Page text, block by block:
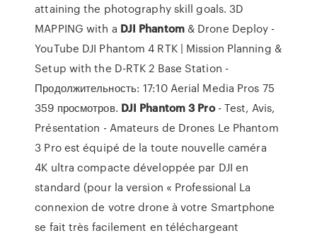
attaining the photography skill goals. 3D
MAPPING with a DJI Phantom& Drone Deploy -
YouTube DJI Phantom 4 RTK | Mission Planning &
Setup with the D-RTK 2 Base Station -
Продолжительность: 17:10 Aerial Media Pros 75
359 просмотров. DJI Phantom3 Pro- Test, Avis,
Présentation - Amateurs de Drones Le Phantom
3 Pro est équipé de la toute nouvelle caméra
4K ultra compacte développée par DJI en
standard (pour la version « Professional La
connexion de votre drone à votre Smartphone
se fait très facilement en téléchargeant